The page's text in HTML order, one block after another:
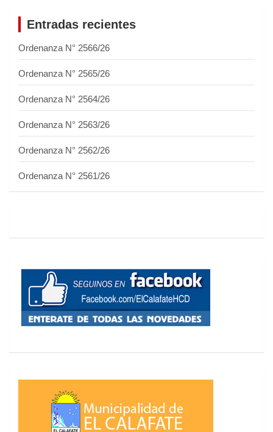
Entradas recientes
Ordenanza N° 2566/26
Ordenanza N° 2565/26
Ordenanza N° 2564/26
Ordenanza N° 2563/26
Ordenanza N° 2562/26
Ordenanza N° 2561/26